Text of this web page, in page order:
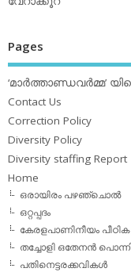
Pages
‘മാര്‍ത്താണ്ഡവര്‍മ്മ’
Contact Us
Correction Policy
Diversity Policy
Diversity staffing Report
Home
ഒരായിരം പഴഞ്ചൊല്‍
ഒറ്റപ്പദം
കേരളപാണിനീയം
തച്ചോളി ഒതേനൻ
പതിനെട്ടരക്കവികള്‍